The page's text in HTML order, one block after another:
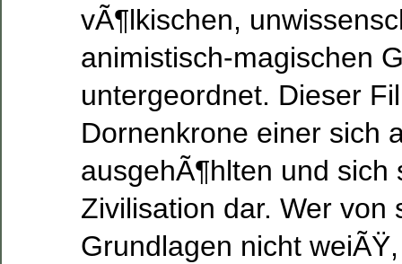
vÃ¶lkischen,
animistisch-magischen
untergeordnet. Dieser
Dornenkrone einer sich
ausgehÃ¶hlten und sich
Zivilisation dar. Wer von
Grundlagen nicht